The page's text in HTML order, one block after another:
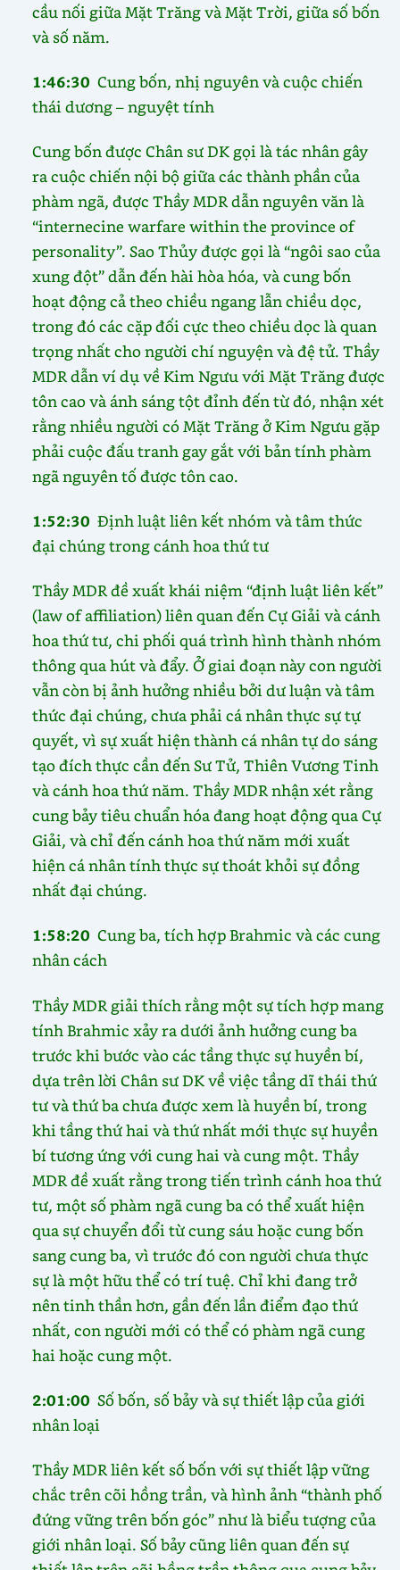
cầu nối giữa Mặt Trăng và Mặt Trời, giữa số bốn
và số năm.
1:46:30Cung bốn, nhị nguyên và cuộc chiến
thái dương – nguyệt tính
Cung bốn được Chân sư DK gọi là tác nhân gây
ra cuộc chiến nội bộ giữa các thành phần của
phàm ngã, được Thầy MDR dẫn nguyên văn là
“internecine warfare within the province of
personality”. Sao Thủy được gọi là “ngôi sao của
xung đột” dẫn đến hài hòa hóa, và cung bốn
hoạt động cả theo chiều ngang lẫn chiều dọc,
trong đó các cặp đối cực theo chiều dọc là quan
trọng nhất cho người chí nguyện và đệ tử. Thầy
MDR dẫn ví dụ về Kim Ngưu với Mặt Trăng được
tôn cao và ánh sáng tột đỉnh đến từ đó, nhận xét
rằng nhiều người có Mặt Trăng ở Kim Ngưu gặp
phải cuộc đấu tranh gay gắt với bản tính phàm
ngã nguyên tố được tôn cao.
1:52:30Định luật liên kết nhóm và tâm thức
đại chúng trong cánh hoa thứ tư
Thầy MDR đề xuất khái niệm “định luật liên kết”
(law of affiliation) liên quan đến Cự Giải và cánh
hoa thứ tư, chi phối quá trình hình thành nhóm
thông qua hút và đẩy. Ở giai đoạn này con người
vẫn còn bị ảnh hưởng nhiều bởi dư luận và tâm
thức đại chúng, chưa phải cá nhân thực sự tự
quyết, vì sự xuất hiện thành cá nhân tự do sáng
tạo đích thực cần đến Sư Tử, Thiên Vương Tinh
và cánh hoa thứ năm. Thầy MDR nhận xét rằng
cung bảy tiêu chuẩn hóa đang hoạt động qua Cự
Giải, và chỉ đến cánh hoa thứ năm mới xuất
hiện cá nhân tính thực sự thoát khỏi sự đồng
nhất đại chúng.
1:58:20Cung ba, tích hợp Brahmic và các cung
nhân cách
Thầy MDR giải thích rằng một sự tích hợp mang
tính Brahmic xảy ra dưới ảnh hưởng cung ba
trước khi bước vào các tầng thực sự huyền bí,
dựa trên lời Chân sư DK về việc tầng dĩ thái thứ
tư và thứ ba chưa được xem là huyền bí, trong
khi tầng thứ hai và thứ nhất mới thực sự huyền
bí tương ứng với cung hai và cung một. Thầy
MDR đề xuất rằng trong tiến trình cánh hoa thứ
tư, một số phàm ngã cung ba có thể xuất hiện
qua sự chuyển đổi từ cung sáu hoặc cung bốn
sang cung ba, vì trước đó con người chưa thực
sự là một hữu thể có trí tuệ. Chỉ khi đang trở
nên tinh thần hơn, gần đến lần điểm đạo thứ
nhất, con người mới có thể có phàm ngã cung
hai hoặc cung một.
2:01:00Số bốn, số bảy và sự thiết lập của giới
nhân loại
Thầy MDR liên kết số bốn với sự thiết lập vững
chắc trên cõi hồng trần, và hình ảnh “thành phố
đứng vững trên bốn góc” như là biểu tượng của
giới nhân loại. Số bảy cũng liên quan đến sự